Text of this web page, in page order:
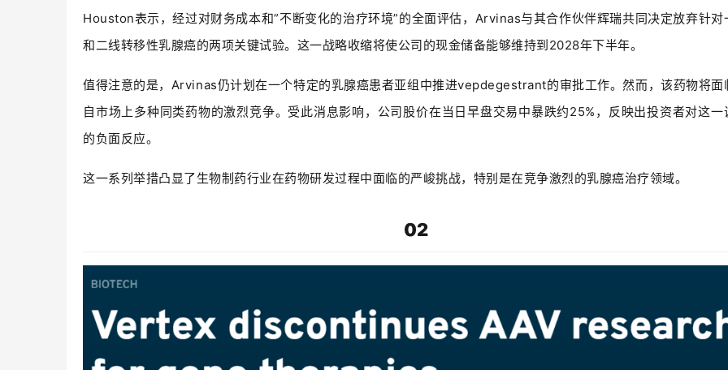
Houston表示，经过对财务成本和”不断变化的治疗环境”的全面评估，Arvinas与其合作伙伴辉瑞共同决定放弃针对
和二线转移性乳腺癌的两项关键试验。这一战略收缩将使公司的现金储备能够维持到2028年下半年。
值得注意的是，Arvinas仍计划在一个特定的乳腺癌患者亚组中推进vepdegestrant的审批工作。然而，该药物将面
自市场上多种同类药物的激烈竞争。受此消息影响，公司股价在当日早盘交易中暴跌约25%，反映出投资者对这一
的负面反应。
这一系列举措凸显了生物制药行业在药物研发过程中面临的严峻挑战，特别是在竞争激烈的乳腺癌治疗领域。
02